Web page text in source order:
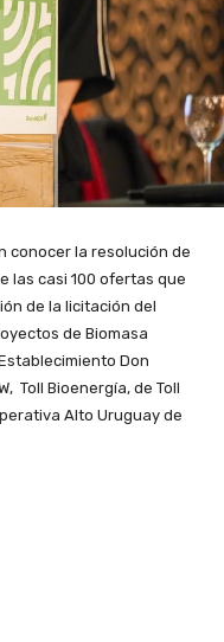
conocer la resolución de
las casi 100 ofertas que
de la licitación del
de Biomasa
Don
Toll Bioenergía, de Toll
Alto Uruguay de